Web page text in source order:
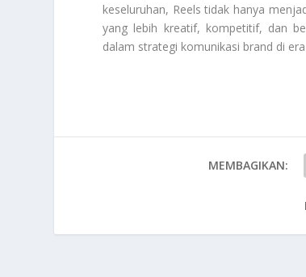
keseluruhan, Reels tidak hanya
yang lebih kreatif, kompetitif, dan
dalam strategi komunikasi brand di
MEMBAGIKAN: